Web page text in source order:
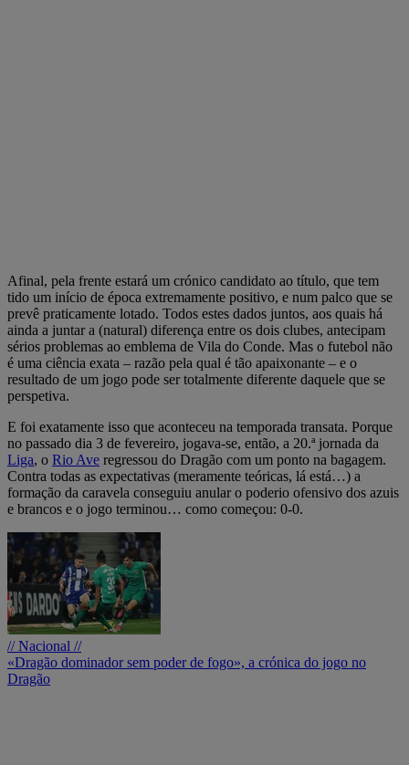
Afinal, pela frente estará um crónico candidato ao título, que tem
tido um início de época extremamente positivo, e num palco que se
prevê praticamente lotado. Todos estes dados juntos, aos quais há
ainda a juntar a (natural) diferença entre os dois clubes, antecipam
sérios problemas ao emblema de Vila do Conde. Mas o futebol não
é uma ciência exata – razão pela qual é tão apaixonante – e o
resultado de um jogo pode ser totalmente diferente daquele que se
perspetiva.
E foi exatamente isso que aconteceu na temporada transata. Porque
no passado dia 3 de fevereiro, jogava-se, então, a 20.ª jornada da
Liga, o Rio Ave regressou do Dragão com um ponto na bagagem.
Contra todas as expectativas (meramente teóricas, lá está…) a
formação da caravela conseguiu anular o poderio ofensivo dos azuis
e brancos e o jogo terminou… como começou: 0-0.
// Nacional //
«Dragão dominador sem poder de fogo», a crónica do jogo no
Dragão